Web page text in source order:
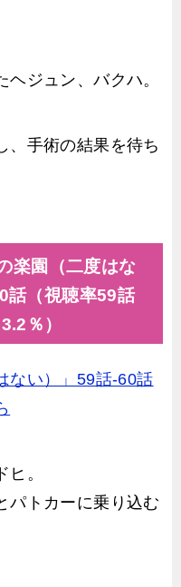
ジュン、バクハ。
、手術の結果を待ち
楽園（二度はな
話（視聴率59話
％）
ない）」59話-60話
。
パトカーに乗り込む